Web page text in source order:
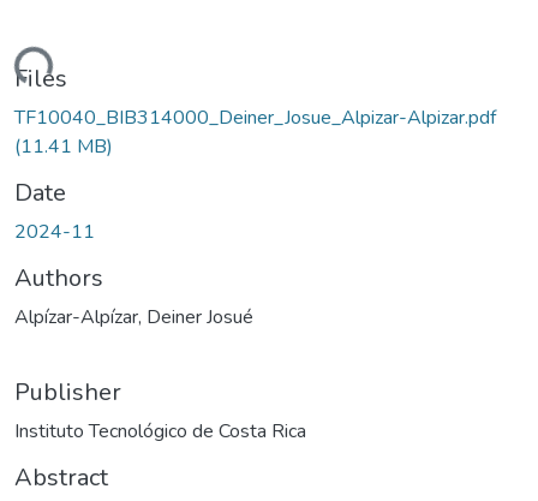
Loading...
Files
TF10040_BIB314000_Deiner_Josue_Alpizar-Alpizar.pdf
(11.41 MB)
Date
2024-11
Authors
Alpízar-Alpízar, Deiner Josué
Publisher
Instituto Tecnológico de Costa Rica
Abstract